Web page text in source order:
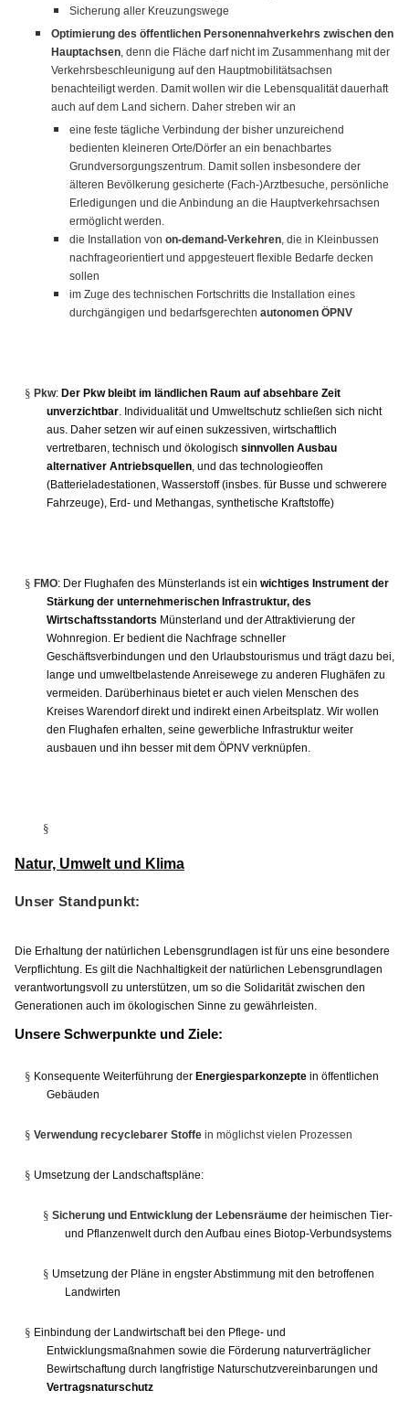
CDU Regionalrat Münster
LWL-Fraktion der CDU
Kommunalpolitische Vereinigung KPV NRW
Sicherung aller Kreuzungswege
Optimierung des öffentlichen Personennahverkehrs zwischen den
Hauptachsen , denn die Fläche darf nicht im Zusammenhang mit der
Verkehrsbeschleunigung auf den Hauptmobilitätsachsen
benachteiligt werden. Damit wollen wir die Lebensqualität dauerhaft
auch auf dem Land sichern. Daher streben wir an
eine feste tägliche Verbindung der bisher unzureichend
bedienten kleineren Orte/Dörfer an ein benachbartes
Grundversorgungszentrum. Damit sollen insbesondere der
älteren Bevölkerung gesicherte (Fach-)Arztbesuche, persönliche
Erledigungen und die Anbindung an die Hauptverkehrsachsen
ermöglicht werden.
die Installation von on-demand-Verkehren , die in Kleinbussen
nachfrageorientiert und appgesteuert flexible Bedarfe decken
sollen
im Zuge des technischen Fortschritts die Installation eines
durchgängigen und bedarfsgerechten autonomen ÖPNV
§ Pkw: Der Pkw bleibt im ländlichen Raum auf absehbare Zeit
unverzichtbar . Individualität und Umweltschutz schließen sich nicht
aus. Daher setzen wir auf einen sukzessiven, wirtschaftlich
vertretbaren, technisch und ökologisch sinnvollen Ausbau
alternativer Antriebsquellen , und das technologieoffen
(Batterieladestationen, Wasserstoff (insbes. für Busse und schwerere
Fahrzeuge), Erd- und Methangas, synthetische Kraftstoffe)
§ FMO: Der Flughafen des Münsterlands ist ein wichtiges Instrument der
Stärkung der unternehmerischen Infrastruktur, des
Wirtschaftsstandorts Münsterland und der Attraktivierung der
Wohnregion. Er bedient die Nachfrage schneller
Geschäftsverbindungen und den Urlaubstourismus und trägt dazu bei,
lange und umweltbelastende Anreisewege zu anderen Flughäfen zu
vermeiden. Darüberhinaus bietet er auch vielen Menschen des
Kreises Warendorf direkt und indirekt einen Arbeitsplatz. Wir wollen
den Flughafen erhalten, seine gewerbliche Infrastruktur weiter
ausbauen und ihn besser mit dem ÖPNV verknüpfen.
§
Natur, Umwelt und Klima
Unser Standpunkt:
Die Erhaltung der natürlichen Lebensgrundlagen ist für uns eine besondere
Verpflichtung. Es gilt die Nachhaltigkeit der natürlichen Lebensgrundlagen
verantwortungsvoll zu unterstützen, um so die Solidarität zwischen den
Generationen auch im ökologischen Sinne zu gewährleisten.
Unsere Schwerpunkte und Ziele:
§ Konsequente Weiterführung der Energiesparkonzepte in öffentlichen
Gebäuden
§ Verwendung recyclebarer Stoffe in möglichst vielen Prozessen
§ Umsetzung der Landschaftspläne:
§ Sicherung und Entwicklung der Lebensräume der heimischen Tier-
und Pflanzenwelt durch den Aufbau eines Biotop-Verbundsystems
§ Umsetzung der Pläne in engster Abstimmung mit den betroffenen
Landwirten
§ Einbindung der Landwirtschaft bei den Pflege- und
Entwicklungsmaßnahmen sowie die Förderung naturverträglicher
Bewirtschaftung durch langfristige Naturschutzvereinbarungen und
Vertragsnaturschutz